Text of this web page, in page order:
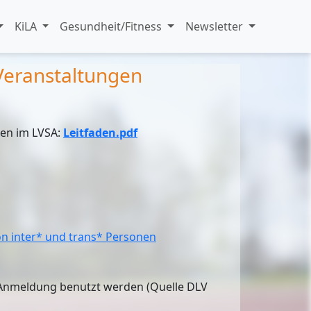
KiLA Gesundheit/Fitness Newsletter
im LVSA: Leitfaden.pdf
inter* und trans* Personen
benutzt werden (Quelle DLV